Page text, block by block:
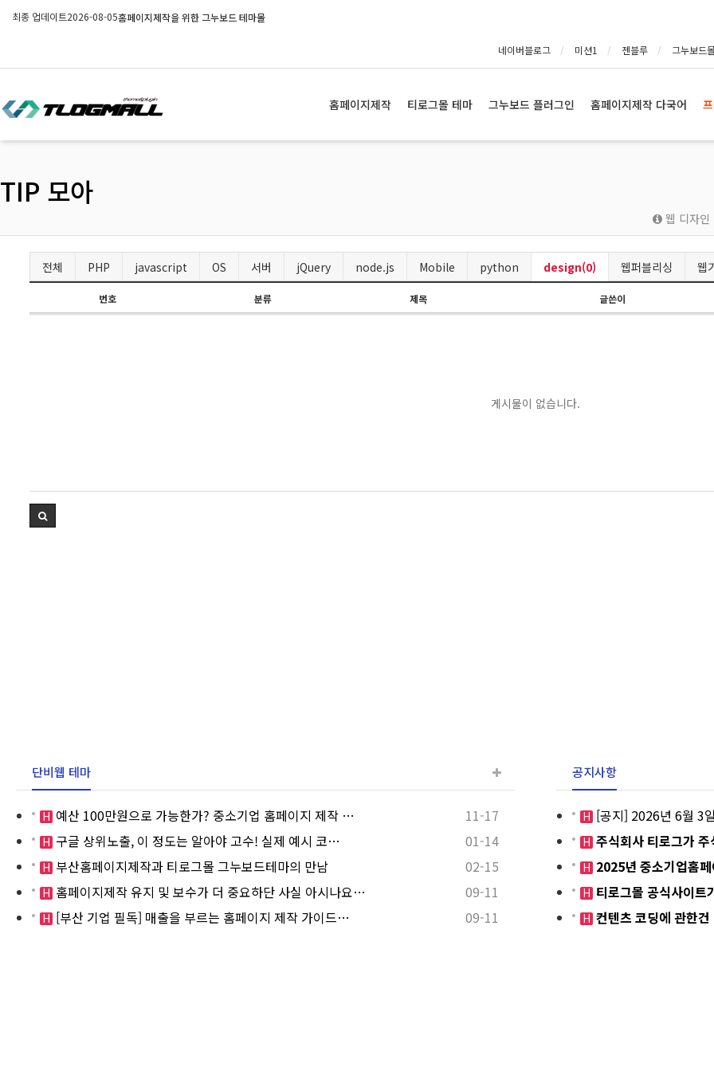
최종 업데이트2026-08-05홈페이지제작을 위한 그누보드 테마몰
네이버블로그 미션1 젠블루 그누보드
홈페이지제작 티로그몰 테마 그누보드 플러그인 홈페이지제작 다국어
TIP 모아
웹 디자
전체 PHP javascript OS 서버 jQuery node.js Mobile python design(0) 웹퍼블리싱 웹
번호 분류 제목 글쓴이
게시물이 없습니다.
단비웹 테마
H 예산 100만원으로 가능한가? 중소기업 홈페이지 제작 … 11-17
H 구글 상위노출, 이 정도는 알아야 고수! 실제 예시 코… 01-14
H 부산홈페이지제작과 티로그몰 그누보드테마의 만남 02-15
H 홈페이지제작 유지 및 보수가 더 중요하단 사실 아시나요… 09-11
H [부산 기업 필독] 매출을 부르는 홈페이지 제작 가이드… 09-11
공지사항
H [공지] 2026년 6월 3
H 주식회사 티로그가
H 2025년 중소기업홈
H 티로그몰 공식사이트
H 컨텐츠 코딩에 관한